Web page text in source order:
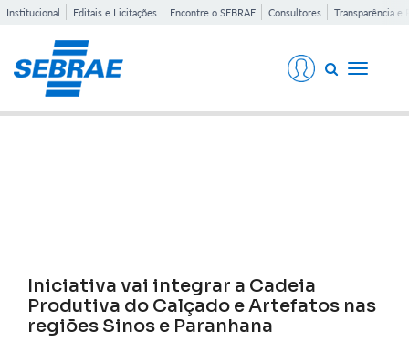
Institucional Editais e Licitações Encontre o SEBRAE Consultores Transparência e
Toggle
Iniciativa vai integrar a Cadeia
Produtiva do Calçado e Artefatos nas
regiões Sinos e Paranhana